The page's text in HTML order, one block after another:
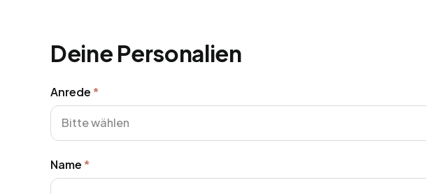
Deine Personalien
Anrede*
Pflichtfeld
Bitte wählen
Name*
Pflichtfeld